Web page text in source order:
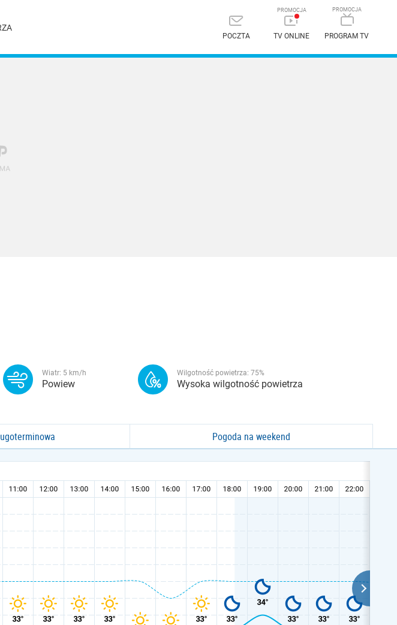
POCZTA TV ONLINE PROGRAM TV
Wiatr: 5 km/h
Powiew
Wilgotność powietrza: 75%
Wysoka wilgotność powietrza
Pogoda na weekend